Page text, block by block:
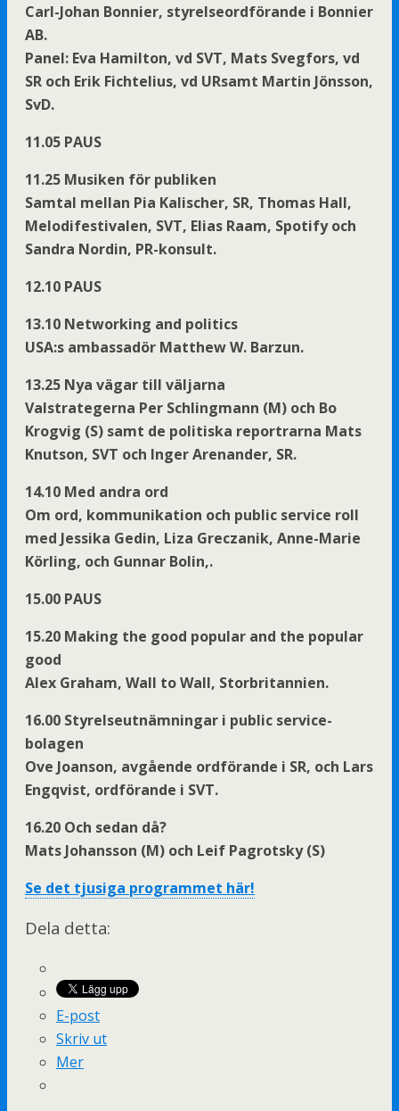
Carl-Johan Bonnier, styrelseordförande i Bonnier
AB.
Panel: Eva Hamilton, vd SVT, Mats Svegfors, vd
SR och Erik Fichtelius, vd URsamt Martin Jönsson,
SvD.
11.05 PAUS
11.25 Musiken för publiken
Samtal mellan Pia Kalischer, SR, Thomas Hall,
Melodifestivalen, SVT, Elias Raam, Spotify och
Sandra Nordin, PR-konsult.
12.10 PAUS
13.10 Networking and politics
USA:s ambassadör Matthew W. Barzun.
13.25 Nya vägar till väljarna
Valstrategerna Per Schlingmann (M) och Bo
Krogvig (S) samt de politiska reportrarna Mats
Knutson, SVT och Inger Arenander, SR.
14.10 Med andra ord
Om ord, kommunikation och public service roll
med Jessika Gedin, Liza Greczanik, Anne-Marie
Körling, och Gunnar Bolin,.
15.00 PAUS
15.20 Making the good popular and the popular
good
Alex Graham, Wall to Wall, Storbritannien.
16.00 Styrelseutnämningar i public service-
bolagen
Ove Joanson, avgående ordförande i SR, och Lars
Engqvist, ordförande i SVT.
16.20 Och sedan då?
Mats Johansson (M) och Leif Pagrotsky (S)
Se det tjusiga programmet här!
Dela detta:
E-post
Skriv ut
Mer